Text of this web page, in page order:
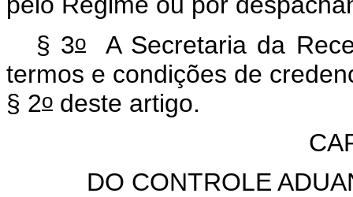
§ 3o
A Secretaria da
termos e condições de
§ 2o deste artigo.
DO CONTROLE